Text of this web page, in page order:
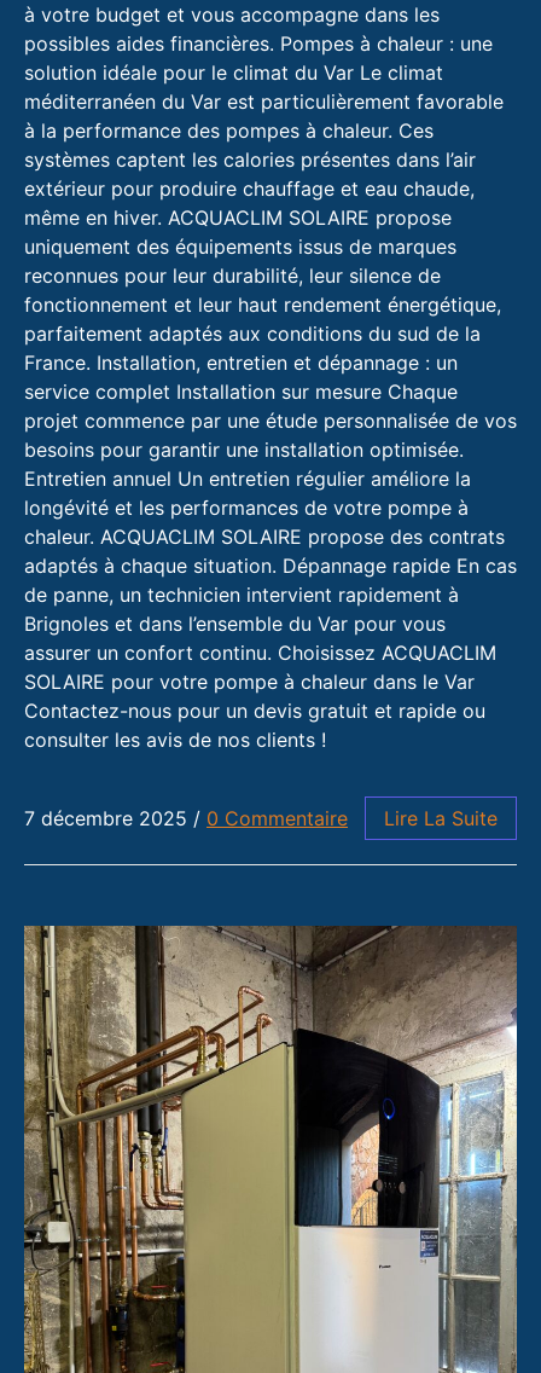
à votre budget et vous accompagne dans les
possibles aides financières. Pompes à chaleur : une
solution idéale pour le climat du Var Le climat
méditerranéen du Var est particulièrement favorable
à la performance des pompes à chaleur. Ces
systèmes captent les calories présentes dans l’air
extérieur pour produire chauffage et eau chaude,
même en hiver. ACQUACLIM SOLAIRE propose
uniquement des équipements issus de marques
reconnues pour leur durabilité, leur silence de
fonctionnement et leur haut rendement énergétique,
parfaitement adaptés aux conditions du sud de la
France. Installation, entretien et dépannage : un
service complet Installation sur mesure Chaque
projet commence par une étude personnalisée de vos
besoins pour garantir une installation optimisée.
Entretien annuel Un entretien régulier améliore la
longévité et les performances de votre pompe à
chaleur. ACQUACLIM SOLAIRE propose des contrats
adaptés à chaque situation. Dépannage rapide En cas
de panne, un technicien intervient rapidement à
Brignoles et dans l’ensemble du Var pour vous
assurer un confort continu. Choisissez ACQUACLIM
SOLAIRE pour votre pompe à chaleur dans le Var
Contactez-nous pour un devis gratuit et rapide ou
consulter les avis de nos clients !
7 décembre 2025 / 0 Commentaire Lire La Suite